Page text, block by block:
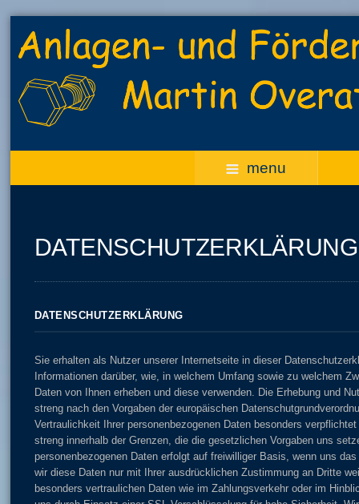
menu
DATENSCHUTZERKLÄRUNG
DATENSCHUTZERKLÄRUNG
Sie erhalten als Nutzer unserer Internetseite in dieser
Informationen darüber, wie, in welchem Umfang sowie zu welchem
Daten von Ihnen erheben und diese verwenden. Die Erhebung und
streng nach den Vorgaben der europäischen
Vertraulichkeit Ihrer personenbezogenen Daten besonders
streng innerhalb der Grenzen, die die gesetzlichen Vorgaben uns
personenbezogenen Daten erfolgt auf freiwilliger Basis, wenn uns
wir diese Daten nur mit Ihrer ausdrücklichen Zustimmung an Dritte
besonders vertraulichen Daten wie im Zahlungsverkehr oder im